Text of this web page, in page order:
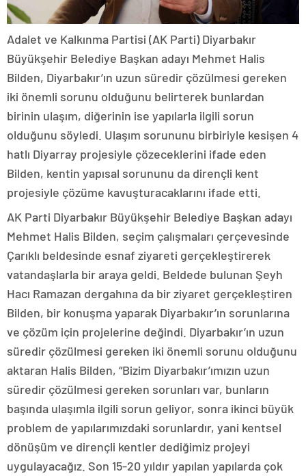
Adalet ve Kalkınma Partisi (AK Parti) Diyarbakır
Büyükşehir Belediye Başkan adayı Mehmet Halis
Bilden, Diyarbakır’ın uzun süredir çözülmesi gereken
iki önemli sorunu olduğunu belirterek bunlardan
birinin ulaşım, diğerinin ise yapılarla ilgili sorun
olduğunu söyledi. Ulaşım sorununu birbiriyle kesişen 4
hatlı Diyarray projesiyle çözeceklerini ifade eden
Bilden, kentin yapısal sorununu da dirençli kent
projesiyle çözüme kavuşturacaklarını ifade etti.
AK Parti Diyarbakır Büyükşehir Belediye Başkan adayı
Mehmet Halis Bilden, seçim çalışmaları çerçevesinde
Çarıklı beldesinde esnaf ziyareti gerçekleştirerek
vatandaşlarla bir araya geldi. Beldede bulunan Şeyh
Hacı Ramazan dergahına da bir ziyaret gerçekleştiren
Bilden, bir konuşma yaparak Diyarbakır’ın sorunlarına
ve çözüm için projelerine değindi. Diyarbakır’ın uzun
süredir çözülmesi gereken iki önemli sorunu olduğunu
aktaran Halis Bilden, “Bizim Diyarbakır’ımızın uzun
süredir çözülmesi gereken sorunları var, bunların
başında ulaşımla ilgili sorun geliyor, sonra ikinci büyük
problem de yapılarımızdaki sorunlardır, yani kentsel
dönüşüm ve dirençli kentler dediğimiz projeyi
uygulayacağız. Son 15-20 yıldır yapılan yapılarda çok